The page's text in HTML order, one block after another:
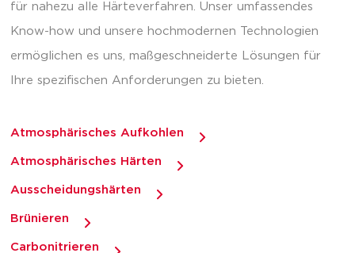
für nahezu alle Härteverfahren. Unser umfassendes
Know-how und unsere hochmodernen Technologien
ermöglichen es uns, maßgeschneiderte Lösungen für
Ihre spezifischen Anforderungen zu bieten.
Atmosphärisches Aufkohlen
Atmosphärisches Härten
Ausscheidungshärten
Brünieren
Carbonitrieren